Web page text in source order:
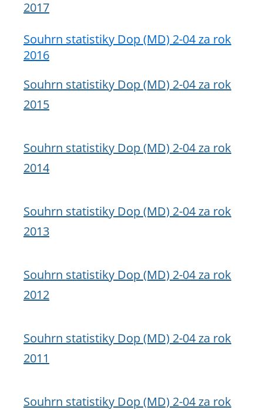
2017
Souhrn statistiky Dop (MD) 2-04 za rok
2016
Souhrn statistiky Dop (MD) 2-04 za rok
2015
Souhrn statistiky Dop (MD) 2-04 za rok
2014
Souhrn statistiky Dop (MD) 2-04 za rok
2013
Souhrn statistiky Dop (MD) 2-04 za rok
2012
Souhrn statistiky Dop (MD) 2-04 za rok
2011
Souhrn statistiky Dop (MD) 2-04 za rok